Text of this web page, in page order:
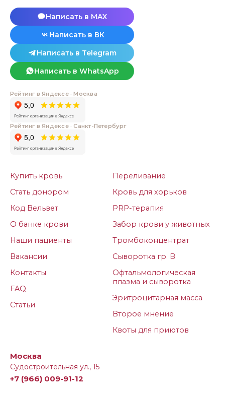
Написать в MAX
Написать в ВК
Написать в Telegram
Написать в WhatsApp
Рейтинг в Яндексе · Москва
Рейтинг в Яндексе · Санкт-Петербург
Купить кровь
Стать донором
Код Вельвет
О банке крови
Наши пациенты
Вакансии
Контакты
FAQ
Статьи
Переливание
Кровь для хорьков
PRP-терапия
Забор крови у животных
Тромбоконцентрат
Сыворотка гр. В
Офтальмологическая
плазма и сыворотка
Эритроцитарная масса
Второе мнение
Квоты для приютов
Москва
Судостроительная ул., 15
+7 (966) 009-91-12